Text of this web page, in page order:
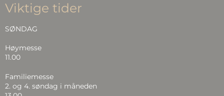
Viktige tider
SØNDAG
Høymesse
11.00
Familiemesse
2. og 4. søndag i måneden